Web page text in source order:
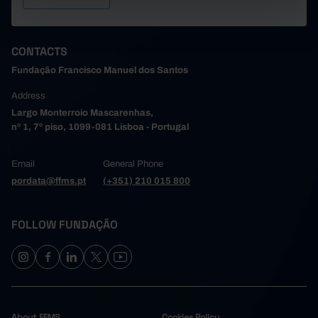
CONTACTS
Fundação Francisco Manuel dos Santos
Address
Largo Monterroio Mascarenhas,
nº 1, 7º piso, 1099-081 Lisboa - Portugal
Email
pordata@ffms.pt
General Phone
(+351) 210 015 800
FOLLOW FUNDAÇÃO